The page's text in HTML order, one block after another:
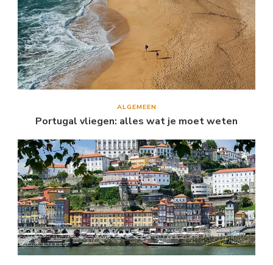
ALGEMEEN
Portugal vliegen: alles wat je moet weten